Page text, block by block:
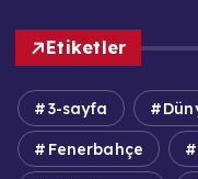
Etiketler
3-sayfa
Fenerbahçe